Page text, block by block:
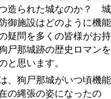
造られた城なのか？ 城
御施設はどのように機能
疑問を多くの皆様がお持
尸那城跡の歴史ロマンを
と思います。
、狗尸那城がいつ頃機能
の縄張の姿になったの